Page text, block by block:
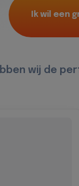
Ik wil een
wij de